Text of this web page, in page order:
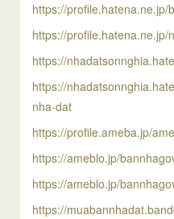
https://profile.hatena.ne.jp/
https://
https://
https://
nha-dat
https://profile.ameba.jp/
https://ameblo.jp/
https://ameblo.jp/
https://